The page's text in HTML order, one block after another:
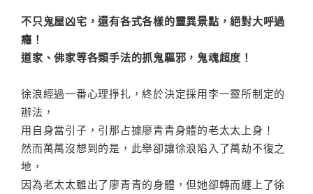
不只鬼屋凶宅，還有各式各樣的靈異景點，絕對大呼過
癮！
道家、佛家等各類手法的抓鬼驅邪，鬼魂超度！
徐浪經過一番心理掙扎，終於決定採用李一靈所制定的
辦法，
用自身當引子，引那占據廖青青身體的老太太上身！
然而萬萬沒想到的是，此舉卻讓徐浪陷入了萬劫不復之
地，
因為老太太雖出了廖青青的身體，但她卻轉而纏上了徐